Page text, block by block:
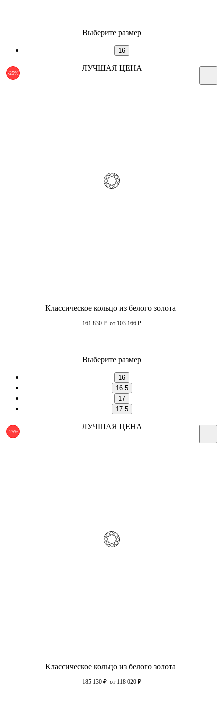
Выберите размер
16
-25%
ЛУЧШАЯ ЦЕНА
Классическое кольцо из белого золота
161 830 ₽ от 103 166 ₽
Выберите размер
16
16.5
17
17.5
-25%
ЛУЧШАЯ ЦЕНА
Классическое кольцо из белого золота
185 130 ₽ от 118 020 ₽